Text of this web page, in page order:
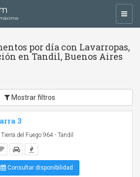
por día con Lavarropas,
en Tandil, Buenos Aires
Mostrar filtros
3
Tierra del Fuego 964 - Tandil
Consultar disponibilidad